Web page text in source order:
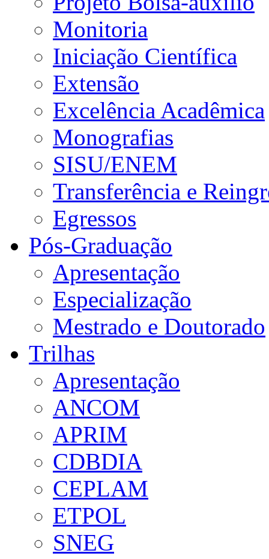
Monitoria
Iniciação Científica
Extensão
Excelência Acadêmica
Monografias
SISU/ENEM
Transferência e
Egressos
Pós-Graduação
Apresentação
Especialização
Mestrado e Doutorado
Trilhas
Apresentação
ANCOM
APRIM
CDBDIA
CEPLAM
ETPOL
SNEG